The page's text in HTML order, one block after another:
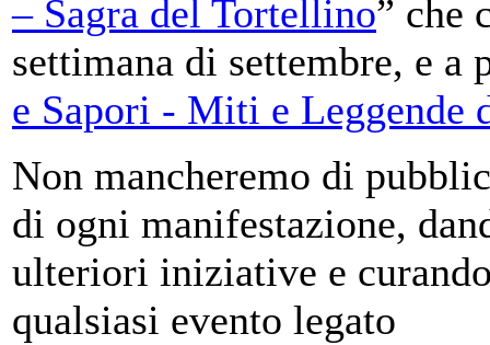
– Sagra del Tortellino” che
settimana di settembre, e a
e Sapori - Miti e Leggende
Non mancheremo di
di ogni manifestazione,
ulteriori iniziative e
qualsiasi evento legato